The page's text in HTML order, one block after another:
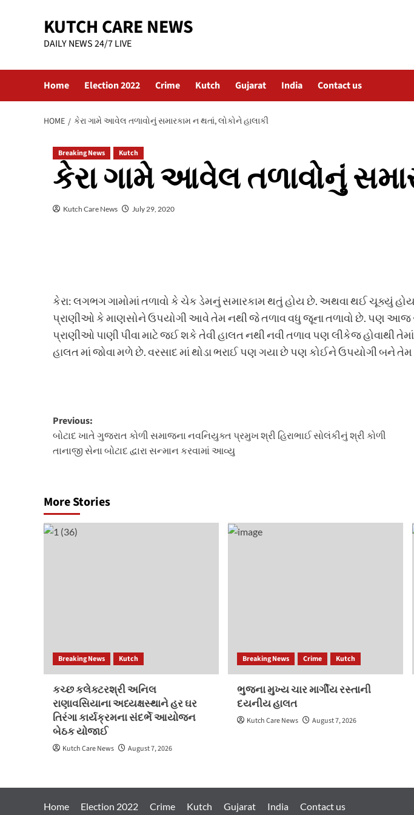
KUTCH CARE NEWS
DAILY NEWS 24/7 LIVE
Home Election 2022 Crime Kutch Gujarat India Contact us
HOME કેરા ગામે આવેલ તળાવોનું સમારકામ ન થતાં, લોકોને હાલાકી
Breaking News Kutch
કેરા ગામે આવેલ તળાવોનું
Kutch Care News July 29, 2020
કેરા: લગભગ ગામોમાં તળાવો કે ચેક ડેમનું સમારકામ થતું હોય છે. અથવા થઈ ચૂક્યું
પ્રાણીઓ કે માણસોને ઉપયોગી આવે તેમ નથી જે તળાવ વધુ જૂના તળાવો છે. પણ આજ
પ્રાણીઓ પાણી પીવા માટે જઈ શકે તેવી હાલત નથી નવી તળાવ પણ લીકેજ હોવાથી
હાલત માં જોવા મળે છે. વરસાદ માં થોડા ભરાઈ પણ ગયા છે પણ કોઈને ઉપયોગી બને તેમ
Post
navigation
Previous:
બોટાદ ખાતે ગુજરાત કોળી સમાજના નવનિયુક્ત પ્રમુખ શ્રી હિરાભાઈ સોલંકીનું શ્રી કોળી
તાનાજી સેના બોટાદ દ્વારા સન્માન કરવામાં આવ્યુ
More Stories
Breaking News Kutch
કચ્છ કલેક્ટરશ્રી અનિલ
રાણાવસિયાના અધ્યક્ષસ્થાને હર ઘર
તિરંગા કાર્યક્રમના સંદર્ભે આયોજન
બેઠક યોજાઈ
Kutch Care News August 7, 2026
Breaking News Crime Kutch
ભુજના મુખ્ય ચાર માર્ગીય રસ્તાની
દયનીય હાલત
Kutch Care News August 7, 2026
Home Election 2022 Crime Kutch Gujarat India Contact us